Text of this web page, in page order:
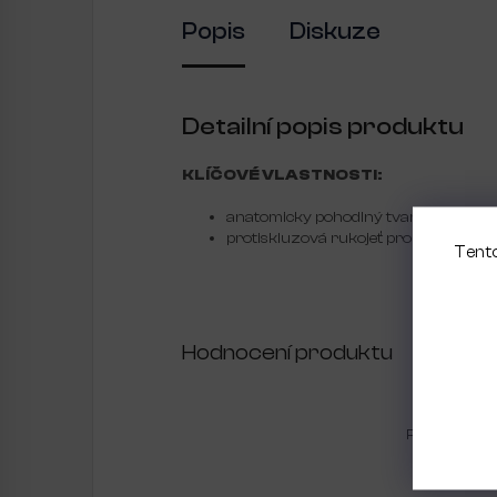
Popis Diskuze
Detailní popis produktu
KLÍČOVÉ VLASTNOSTI:
anatomicky pohodlný tvar - zahnutá
protiskluzová rukojeť pro vynikající
Hodnocení produktu
Pouze